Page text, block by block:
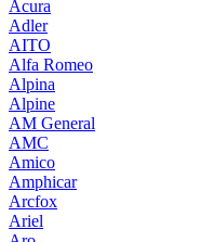
Acura
Adler
AITO
Alfa Romeo
Alpina
Alpine
AM General
AMC
Amico
Amphicar
Arcfox
Ariel